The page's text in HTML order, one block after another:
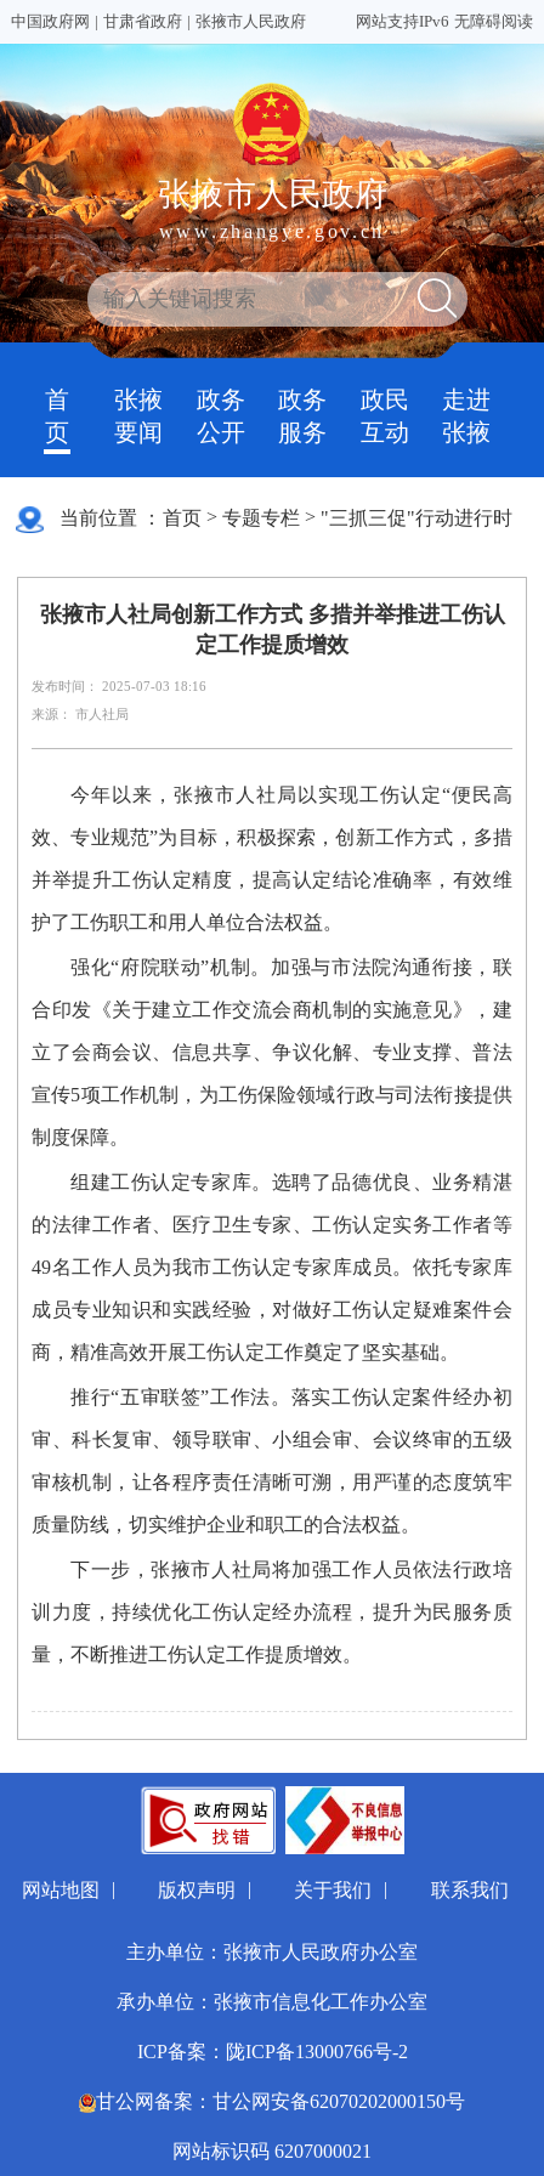
中国政府网 | 甘肃省政府 | 张掖市人民政府 网站支持IPv6 无障碍阅读
张掖市人民政府
www.zhangye.gov.cn
首
页
张掖
要闻
政务
公开
政务
服务
政民
互动
走进
张掖
当前位置 ： 首页 >专题专栏 > "三抓三促"行动进行时
张掖市人社局创新工作方式 多措并举推进工伤认
定工作提质增效
发布时间： 2025-07-03 18:16
来源： 市人社局
今年以来，张掖市人社局以实现工伤认定“便民高
效、专业规范”为目标，积极探索，创新工作方式，多措
并举提升工伤认定精度，提高认定结论准确率，有效维
护了工伤职工和用人单位合法权益。
强化“府院联动”机制。加强与市法院沟通衔接，联
合印发《关于建立工作交流会商机制的实施意见》，建
立了会商会议、信息共享、争议化解、专业支撑、普法
宣传5项工作机制，为工伤保险领域行政与司法衔接提供
制度保障。
组建工伤认定专家库。 选聘了品德优良、业务精湛
的法律工作者、医疗卫生专家、工伤认定实务工作者等
49名工作人员为我市工伤认定专家库成员。依托专家库
成员专业知识和实践经验，对做好工伤认定疑难案件会
商，精准高效开展工伤认定工作奠定了坚实基础。
推行“五审联签”工作法。落实工伤认定案件经办初
审、科长复审、领导联审、小组会审、会议终审的五级
审核机制，让各程序责任清晰可溯，用严谨的态度筑牢
质量防线，切实维护企业和职工的合法权益。
下一步，张掖市人社局将加强工作人员依法行政培
训力度，持续优化工伤认定经办流程，提升为民服务质
量，不断推进工伤认定工作提质增效。
网站地图 | 版权声明 | 关于我们 | 联系我们
主办单位：张掖市人民政府办公室
承办单位：张掖市信息化工作办公室
ICP备案：陇ICP备13000766号-2
甘公网备案：甘公网安备62070202000150号
网站标识码 6207000021